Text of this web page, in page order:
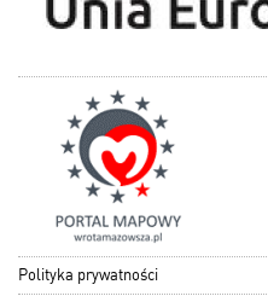
Polityka prywatności